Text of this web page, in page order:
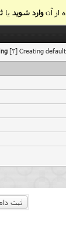
از آنوارد شوید یا
[2] Creating default
ثبت